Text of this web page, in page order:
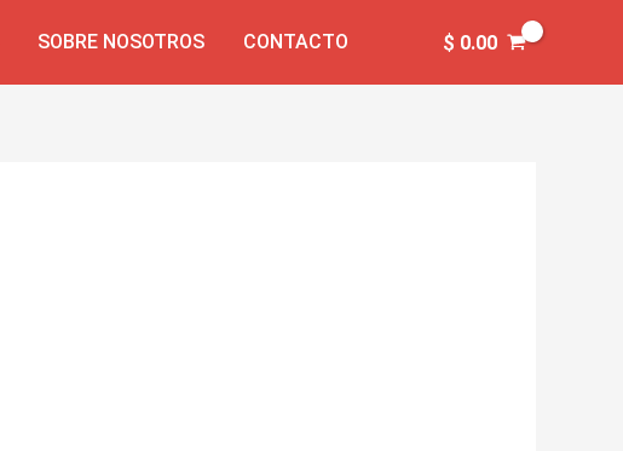
SOBRE NOSOTROS CONTACTO $ 0.00